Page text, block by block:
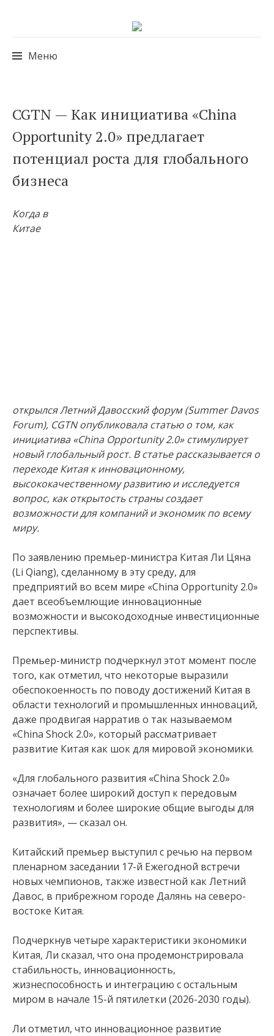
Меню
к
содержимому
CGTN — Как инициатива «China
Opportunity 2.0» предлагает
потенциал роста для глобального
бизнеса
Когда в
Китае
открылся Летний Давосский форум (Summer Davos
Forum), CGTN опубликовала статью о том, как
инициатива «China Opportunity 2.0» стимулирует
новый глобальный рост. В статье рассказывается о
переходе Китая к инновационному,
высококачественному развитию и исследуется
вопрос, как открытость страны создает
возможности для компаний и экономик по всему
миру.
По заявлению премьер-министра Китая Ли Цяна
(Li Qiang), сделанному в эту среду, для
предприятий во всем мире «China Opportunity 2.0»
дает всеобъемлющие инновационные
возможности и высокодоходные инвестиционные
перспективы.
Премьер-министр подчеркнул этот момент после
того, как отметил, что некоторые выразили
обеспокоенность по поводу достижений Китая в
области технологий и промышленных инноваций,
даже продвигая нарратив о так называемом
«China Shock 2.0», который рассматривает
развитие Китая как шок для мировой экономики.
«Для глобального развития «China Shock 2.0»
означает более широкий доступ к передовым
технологиям и более широкие общие выгоды для
развития», — сказал он.
Китайский премьер выступил с речью на первом
пленарном заседании 17-й Ежегодной встречи
новых чемпионов, также известной как Летний
Давос, в прибрежном городе Далянь на северо-
востоке Китая.
Подчеркнув четыре характеристики экономики
Китая, Ли сказал, что она продемонстрировала
стабильность, инновационность,
жизнеспособность и интеграцию с остальным
миром в начале 15-й пятилетки (2026-2030 годы).
Ли отметил, что инновационное развитие